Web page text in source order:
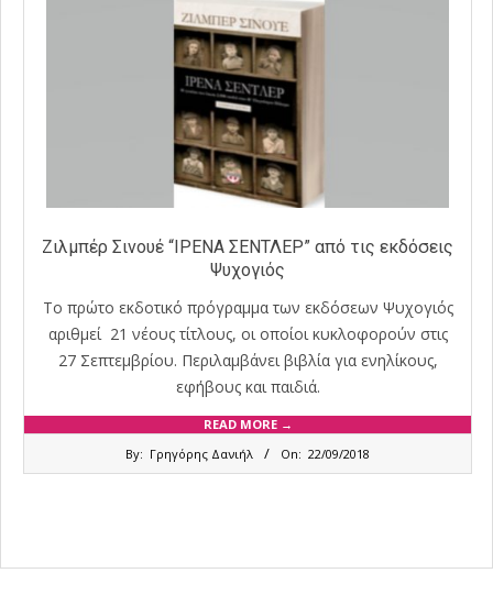
Ζιλμπέρ Σινουέ “ΙΡΕΝΑ ΣΕΝΤΛΕΡ” από τις εκδόσεις
Ψυχογιός
Το πρώτο εκδοτικό πρόγραμμα των εκδόσεων Ψυχογιός
αριθμεί 21 νέους τίτλους, οι οποίοι κυκλοφορούν στις
27 Σεπτεμβρίου. Περιλαμβάνει βιβλία για ενηλίκους,
εφήβους και παιδιά.
READ MORE →
By: Γρηγόρης Δανιήλ On: 22/09/2018